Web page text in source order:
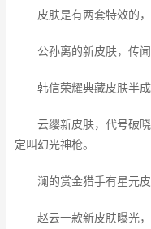
皮肤是有两套特效的
公孙离的新皮肤，传闻
韩信荣耀典藏皮肤半成
云缨新皮肤，代号破
定叫幻光神枪。
澜的赏金猎手有星元
赵云一款新皮肤曝光